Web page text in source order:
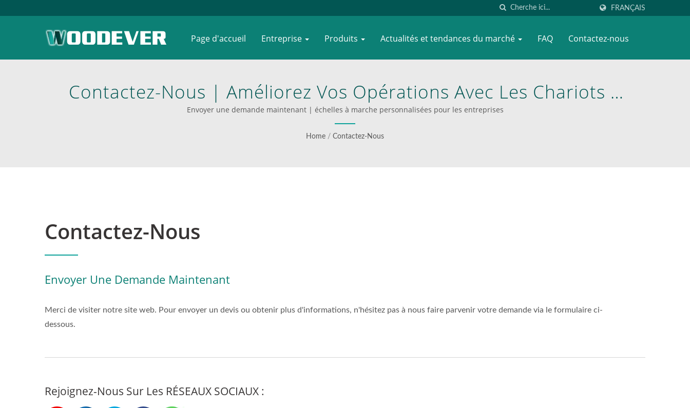
FRANÇAIS
Page d'accueil Entreprise Produits Actualités et tendances du marché FAQ Contactez-nous
Contactez-Nous | Améliorez Vos Opérations Avec Les Chariots À
Main Et Les Chariots De Plateforme Professionnels De
WOODEVER
Envoyer une demande maintenant | échelles à marche personnalisées pour les entreprises
Home / Contactez-Nous
Contactez-Nous
Envoyer Une Demande Maintenant
Merci de visiter notre site web. Pour envoyer un devis ou obtenir plus d'informations, n'hésitez pas à nous faire parvenir votre demande via le formulaire ci-
dessous.
Rejoignez-Nous Sur Les RÉSEAUX SOCIAUX :